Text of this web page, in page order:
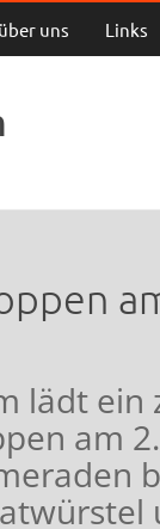
uns Links
lädt ein
am